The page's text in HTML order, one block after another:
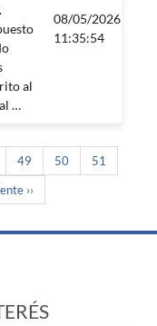
al
…
08/05/2026
11:35:54
49 50
51
››